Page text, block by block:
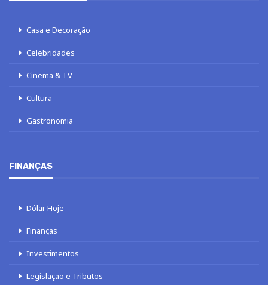
Casa e Decoração
Celebridades
Cinema & TV
Cultura
Gastronomia
FINANÇAS
Dólar Hoje
Finanças
Investimentos
Legislação e Tributos